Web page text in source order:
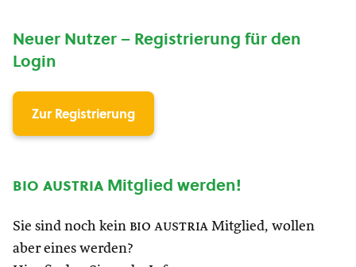
Neuer Nutzer – Registrierung für den
Login
Zur Registrierung
bio austria Mitglied werden!
Sie sind noch kein bio austria Mitglied, wollen
aber eines werden?